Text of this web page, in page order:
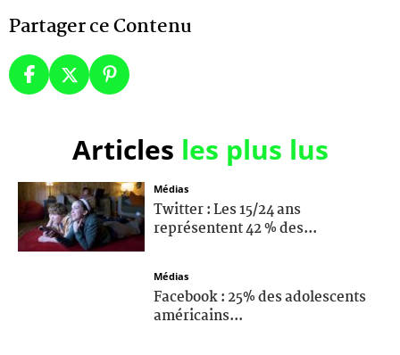
Partager ce Contenu
Articles les plus lus
Médias
Twitter : Les 15/24 ans
représentent 42 % des...
Médias
Facebook : 25% des adolescents
américains...